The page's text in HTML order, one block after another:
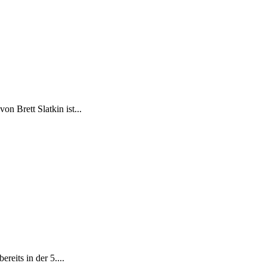
Brett Slatkin ist...
in der 5....